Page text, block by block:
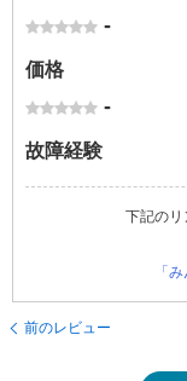
-
価格
-
故障経験
下記のリ
「
前のレビュー